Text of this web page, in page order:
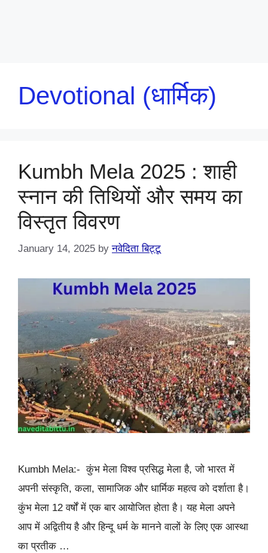
Devotional (धार्मिक)
Kumbh Mela 2025 : शाही
स्नान की तिथियों और समय का
विस्तृत विवरण
January 14, 2025 byनवेदिता बिट्टू
Kumbh Mela:- कुंभ मेला विश्व प्रसिद्ध मेला है, जो भारत में
अपनी संस्कृति, कला, सामाजिक और धार्मिक महत्व को दर्शाता है।
कुंभ मेला 12 वर्षों में एक बार आयोजित होता है। यह मेला अपने
आप में अद्वितीय है और हिन्दू धर्म के मानने वालों के लिए एक आस्था
का प्रतीक …